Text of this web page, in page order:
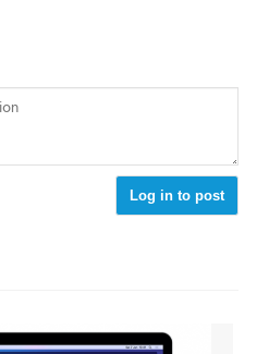
Log in to post